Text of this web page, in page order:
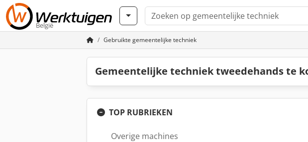
België
Gebruikte gemeentelijke techniek
Gemeentelijke techniek tweedehands te
TOP RUBRIEKEN
Overige machines